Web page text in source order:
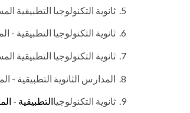
5. ثانوية التكنولوجيا التطبيقية
6. ثانوية التكنولوجيا التطبيقية -
7. ثانوية التكنولوجيا التطبيقية
8. المدارس الثانوية التطبيقية -
9. ثانوية التكنولوجياالتطبيقية -